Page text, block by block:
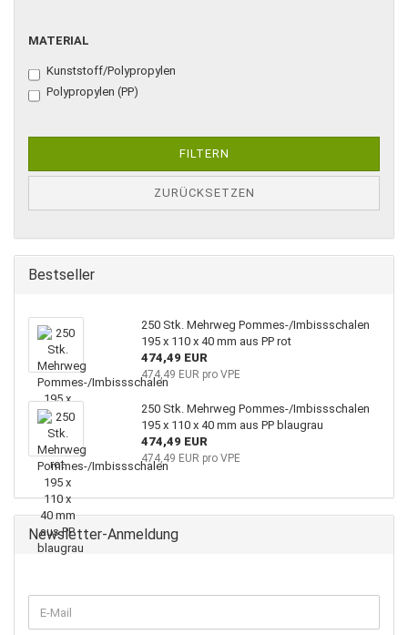
MATERIAL
MATERIAL
Kunststoff/Polypropylen
Polypropylen (PP)
FILTERN
ZURÜCKSETZEN
Bestseller
250 Stk. Mehrweg Pommes-/Imbissschalen
195 x 110 x 40 mm aus PP rot
474,49 EUR
474,49 EUR pro VPE
250 Stk. Mehrweg Pommes-/Imbissschalen
195 x 110 x 40 mm aus PP blaugrau
474,49 EUR
474,49 EUR pro VPE
Newsletter-Anmeldung
ZUR
E-
Mail